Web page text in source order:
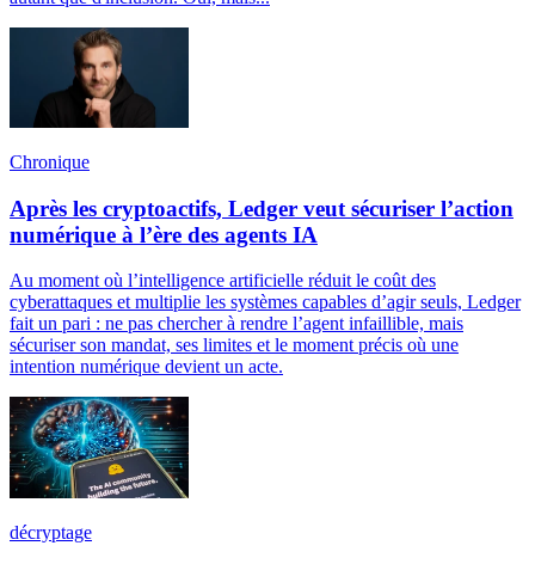
Chronique
Après les cryptoactifs, Ledger veut sécuriser l’action
numérique à l’ère des agents IA
Au moment où l’intelligence artificielle réduit le coût des
cyberattaques et multiplie les systèmes capables d’agir seuls, Ledger
fait un pari : ne pas chercher à rendre l’agent infaillible, mais
sécuriser son mandat, ses limites et le moment précis où une
intention numérique devient un acte.
décryptage